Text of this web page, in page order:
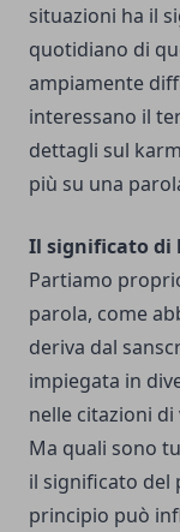
situazioni ha il
quotidiano di
ampiamente
interessano il
dettagli sul
più su una
Il significato di
Partiamo
parola, come
deriva dal
impiegata in
nelle citazioni
Ma quali sono
il significato del
principio può